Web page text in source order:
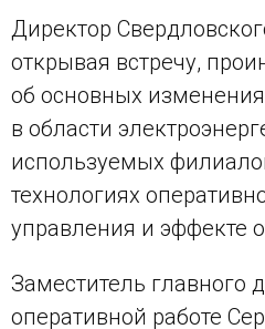
Директор
открывая встречу,
об основных
в области
используемых
технологиях
управления и эффекте
Заместитель главного
оперативной работе